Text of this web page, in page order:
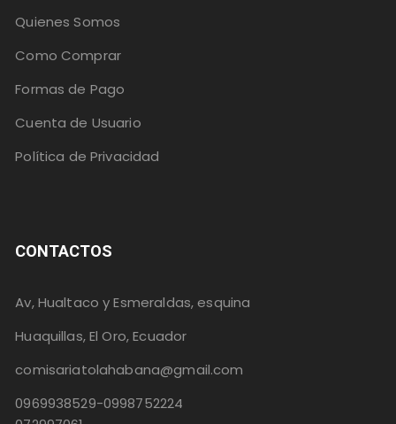
Quienes Somos
Como Comprar
Formas de Pago
Cuenta de Usuario
Política de Privacidad
CONTACTOS
Av, Hualtaco y Esmeraldas, esquina
Huaquillas, El Oro, Ecuador
comisariatolahabana@gmail.com
0969938529-0998752224